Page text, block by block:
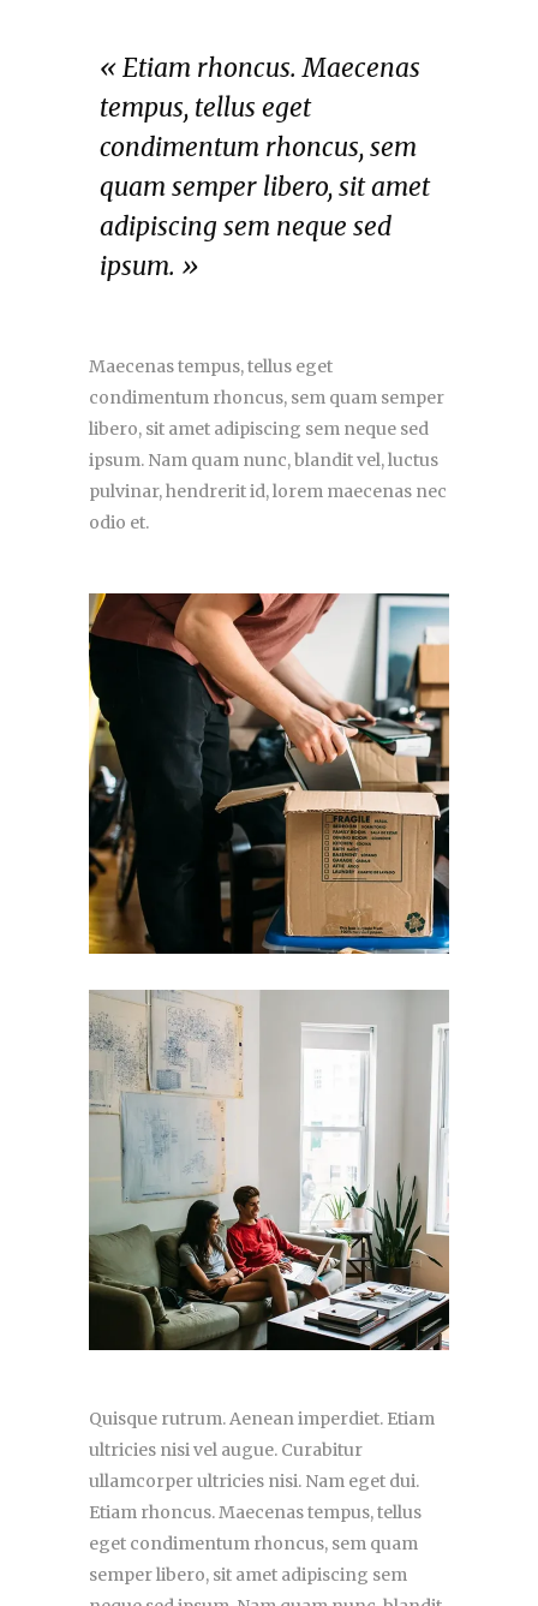
« Etiam rhoncus. Maecenas
tempus, tellus eget
condimentum rhoncus, sem
quam semper libero, sit amet
adipiscing sem neque sed
ipsum. »
Maecenas tempus, tellus eget
condimentum rhoncus, sem quam semper
libero, sit amet adipiscing sem neque sed
ipsum. Nam quam nunc, blandit vel, luctus
pulvinar, hendrerit id, lorem maecenas nec
odio et.
Quisque rutrum. Aenean imperdiet. Etiam
ultricies nisi vel augue. Curabitur
ullamcorper ultricies nisi. Nam eget dui.
Etiam rhoncus. Maecenas tempus, tellus
eget condimentum rhoncus, sem quam
semper libero, sit amet adipiscing sem